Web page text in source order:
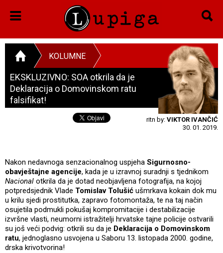
KOLUMNE
EKSKLUZIVNO: SOA otkrila da je
Deklaracija o Domovinskom ratu
falsifikat!
ritn by: VIKTOR IVANČIĆ
30. 01. 2019.
Nakon nedavnoga senzacionalnog uspjeha Sigurnosno-
obavještajne agencije, kada je u izravnoj suradnji s tjednikom
Nacional otkrila da je dotad neobjavljena fotografija, na kojoj
potpredsjednik Vlade Tomislav Tolušić ušmrkava kokain dok mu
u krilu sjedi prostitutka, zapravo fotomontaža, te na taj način
osujetila podmukli pokušaj kompromitacije i destabilizacije
izvršne vlasti, neumorni istražitelji hrvatske tajne policije ostvarili
su još veći podvig: otkrili su da je Deklaracija o Domovinskom
ratu, jednoglasno usvojena u Saboru 13. listopada 2000. godine,
drska krivotvorina!